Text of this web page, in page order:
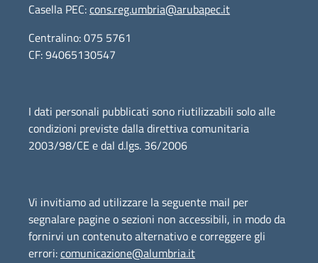
Casella PEC:cons.reg.umbria@arubapec.it
Centralino: 075 5761
CF: 94065130547
I dati personali pubblicati sono riutilizzabili solo alle
condizioni previste dalla direttiva comunitaria
2003/98/CE e dal d.lgs. 36/2006
Vi invitiamo ad utilizzare la seguente mail per
segnalare pagine o sezioni non accessibili, in modo da
fornirvi un contenuto alternativo e correggere gli
errori:comunicazione@alumbria.it